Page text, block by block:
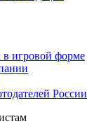
игровой форме
России